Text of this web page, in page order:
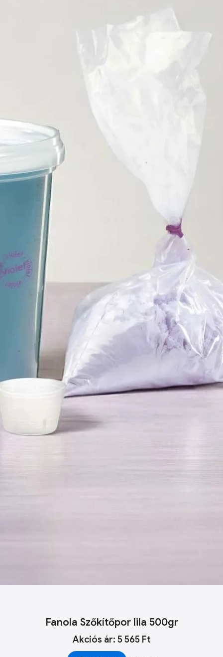
Fanola Szőkítőpor lila 500gr
Akciós ár: 5 565 Ft